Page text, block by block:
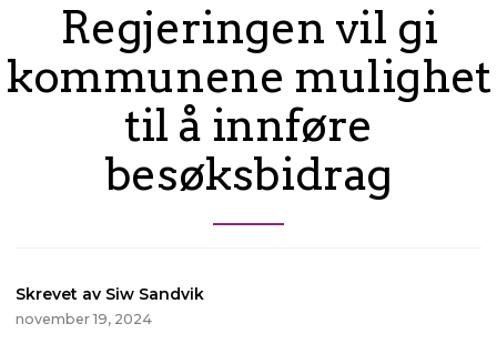
Regjeringen vil gi
kommunene mulighet
til å innføre
besøksbidrag
Skrevet av Siw Sandvik
november 19, 2024